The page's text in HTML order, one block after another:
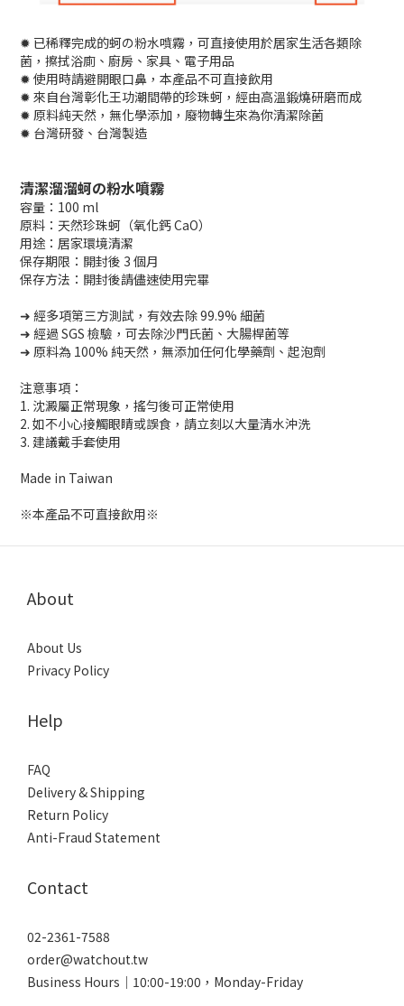
✹ 已稀釋完成的蚵の粉水噴霧，可直接使用於居家生活各類除
菌，擦拭浴廁、廚房、家具、電子用品
✹ 使用時請避開眼口鼻，本產品不可直接飲用
✹ 來自台灣彰化王功潮間帶的珍珠蚵，經由高溫鍛燒研磨而成
✹ 原料純天然，無化學添加，廢物轉生來為你清潔除菌
✹ 台灣研發、台灣製造
清潔溜溜蚵の粉水噴霧
容量：100 ml
原料：天然珍珠蚵（氧化鈣 CaO）
用途：居家環境清潔
保存期限：開封後 3 個月
保存方法：開封後請儘速使用完畢
➜ 經多項第三方測試，有效去除 99.9% 細菌
➜ 經過 SGS 檢驗，可去除沙門氏菌、大腸桿菌等
➜ 原料為 100% 純天然，無添加任何化學藥劑、起泡劑
注意事項：
1. 沈澱屬正常現象，搖勻後可正常使用
2. 如不小心接觸眼睛或誤食，請立刻以大量清水沖洗
3. 建議戴手套使用
Made in Taiwan
※本產品不可直接飲用※
About
About Us
Privacy Policy
Help
FAQ
Delivery & Shipping
Return Policy
Anti-Fraud Statement
Contact
02-2361-7588
order@watchout.tw
Business Hours｜10:00-19:00，Monday-Friday